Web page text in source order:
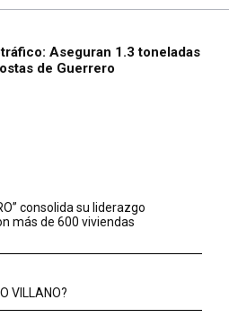
Aseguran 1.3 toneladas
de Guerrero
consolida su liderazgo
más de 600 viviendas
VILLANO?